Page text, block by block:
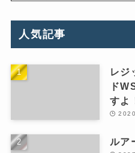
人気記事
レジ
ド
すよ
ルア